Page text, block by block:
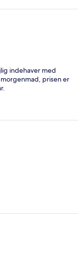
indehaver med
prisen er